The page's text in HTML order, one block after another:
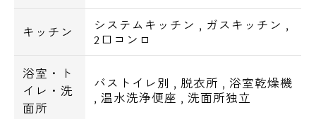
キッチン システムキッチン , ガスキッチン ,
2口コンロ
浴室・ト
イレ・洗
面所
バストイレ別 , 脱衣所 , 浴室乾燥機
,温水洗浄便座 , 洗面所独立